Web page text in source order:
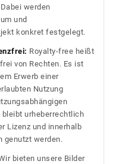
werden
und
konkret festgelegt.
Royalty-free heißt
von Rechten. Es ist
Erwerb einer
Nutzung
bleibt urheberrechtlich
Lizenz und innerhalb
genutzt werden.
bieten unsere Bilder